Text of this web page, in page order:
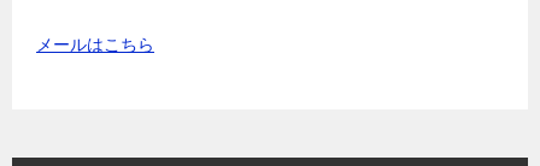
メールはこちら